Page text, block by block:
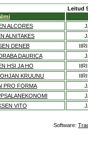
Leitud
ALCORES
ALNITAKES
DENEB
DAURICA
HSI JA HO
KRUUNU
PRO FORMA
VITO
Software: